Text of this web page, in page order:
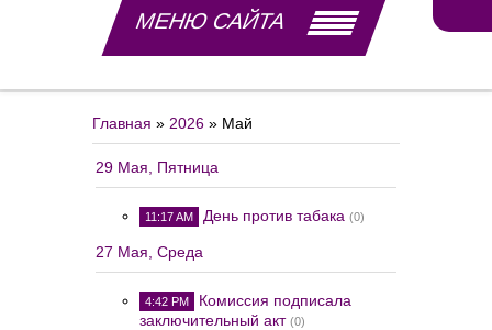
МЕНЮ САЙТА
Главная » 2026 » Май
29 Мая, Пятница
11:17 AM День против табака (0)
27 Мая, Среда
4:42 PM
Комиссия подписала
заключительный акт (0)